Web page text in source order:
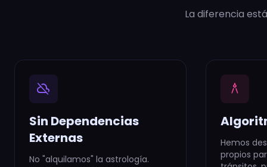
La diferencia
cloud_off
Sin Dependencias
Externas
No "alquilamos" la astrología.
architecture
Hemos
propios